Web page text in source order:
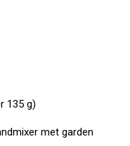
135 g)
met garden